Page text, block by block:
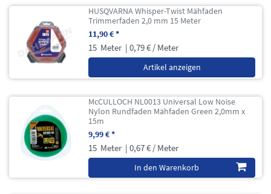
HUSQVARNA Whisper-Twist Mähfaden
Trimmerfaden 2,0 mm 15 Meter
11,90 € *
15 Meter | 0,79 € / Meter
Artikel anzeigen
McCULLOCH NL0013 Universal Low Noise
Nylon Rundfaden Mähfaden Green 2,0mm x
15m
9,99 € *
15 Meter | 0,67 € / Meter
In den Warenkorb